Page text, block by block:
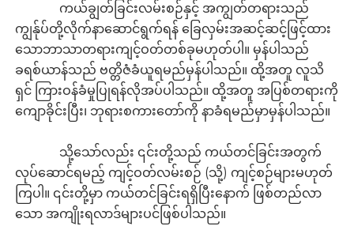
ကယ်ချွတ်ခြင်းလမ်းစဉ်နှင့် အကျွတ်တရားသည်
ကျွန်ုပ်တို့လိုက်နာဆောင်ရွက်ရန် ခြေလှမ်းအဆင့်ဆင့်ဖြင့်ထား
သောဘာသာတရားကျင့်ဝတ်တစ်ခုမဟုတ်ပါ။ မှန်ပါသည်
ခရစ်ယာန်သည် ဗတ္တိဇံခံယူရမည်မှန်ပါသည်။ ထို့အတူ လူသိ
ရှင် ကြားဝန်ခံမှုပြုရန်လိုအပ်ပါသည်။ ထို့အတူ အပြစ်တရားကို
ကျောခိုင်းပြီး၊ ဘုရားစကားတော်ကို နာခံရမည်မှာမှန်ပါသည်။
သို့သော်လည်း ၎င်းတို့သည် ကယ်တင်ခြင်းအတွက်
လုပ်ဆောင်ရမည့် ကျင့်ဝတ်လမ်းစဉ် (သို့) ကျင့်စဉ်များမဟုတ်
ကြပါ။ ၎င်းတို့မှာ ကယ်တင်ခြင်းရရှိပြီးနောက် ဖြစ်တည်လာ
သော အကျိုးရလာဒ်များပင်ဖြစ်ပါသည်။